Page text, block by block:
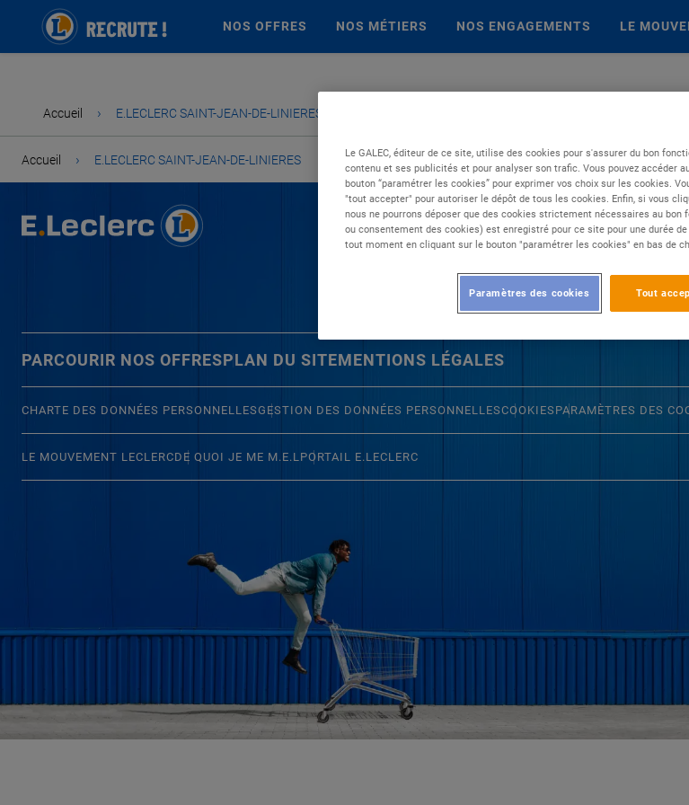
NOS OFFRES NOS MÉTIERS NOS ENGAGEMENTS LE
Accueil › E.LECLERC SAINT-JEAN-DE-LINIERES
Accueil › E.LECLERC SAINT-JEAN-DE-LINIERES
PARCOURIR NOS OFFRESPLAN DU SITEMENTIONS LÉGALES
CHARTE DES DONNÉES PERSONNELLESGESTION DES DONNÉES PERSONNELLESCOOKIES PARAMÈTRES DES
LE MOUVEMENT LECLERCDE QUOI JE ME M.E.LPORTAIL E.LECLERC
Le GALEC, éditeur de ce site, utilise des cookies pour s'assurer du bon
contenu et ses publicités et pour analyser son trafic. Vous pouvez accéder
bouton “paramétrer les cookies” pour exprimer vos choix sur les cookies.
"tout accepter" pour autoriser le dépôt de tous les cookies. Enfin, si vous
nous ne pourrons déposer que des cookies strictement nécessaires au
ou consentement des cookies) est enregistré pour ce site pour une durée
tout moment en cliquant sur le bouton "paramétrer les cookies" en bas de
Tout
Paramètres des cookies